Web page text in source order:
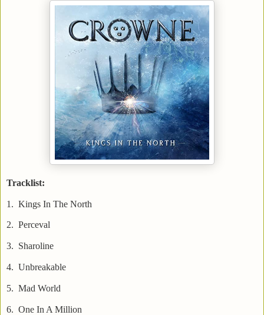
Tracklist:
1. Kings In The North
2. Perceval
3. Sharoline
4. Unbreakable
5. Mad World
6. One In A Million